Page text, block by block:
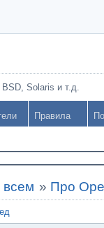
Solaris и т.д.
Правила
всем » Про